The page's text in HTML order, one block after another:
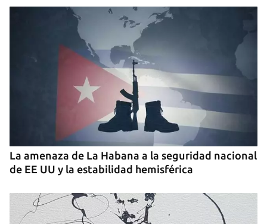
Guardar como favorito
Para poder guardar como favorito, primero has de
iniciar sesión con tu cuenta de 14ymedio.
INICIAR SESIÓN CANCELAR
La amenaza de La Habana a la seguridad nacional
de EE UU y la estabilidad hemisférica